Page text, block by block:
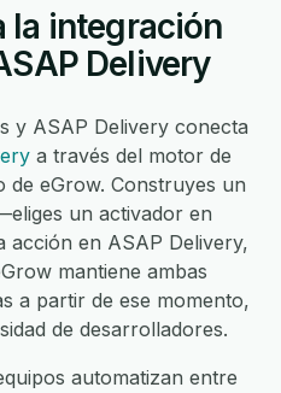
la integración
Delivery
y ASAP Delivery conecta
a través del motor de
de eGrow. Construyes un
un activador en
acción en ASAP Delivery,
mantiene ambas
a partir de ese momento,
de desarrolladores.
automatizan entre